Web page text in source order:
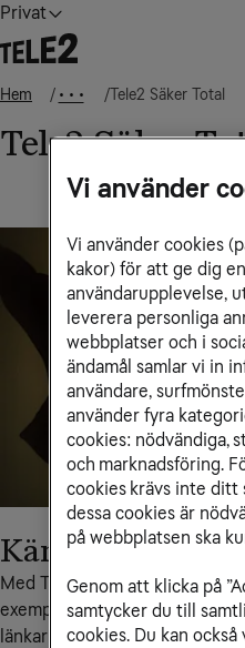
Privat
Hem • • • Tele2 Säker Total
Tele2 Säker
Känn dig trygg
Med Tele2 Säker Total kan du
exempelvis när du shoppar,
länkar i sms. Nu ingår även ID-
Vi använder
Vi använder cookies
kakor) för att ge dig
användarupplevelse,
leverera personliga
webbplatser och i
ändamål samlar vi in
användare,
använder fyra
cookies: nödvändiga,
och marknadsföring.
cookies krävs inte ditt
dessa cookies är
på webbplatsen ska
Genom att klicka på
samtycker du till
cookies. Du kan också